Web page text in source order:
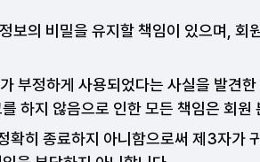
보의 비밀을 유지할 책임이 있으며, 회
부정하게 사용되었다는 사실을 발견
지 않음으로 인한 모든 책임은 회원
확히 종료하지 아니함으로써 제3자가